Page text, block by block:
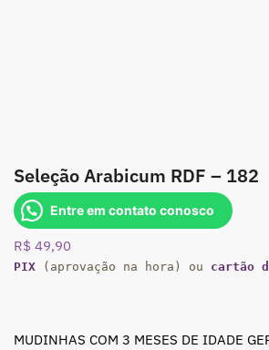
Seleção Arabicum RDF – 182
Entre em contato conosco
R$ 49,90
PIX (aprovação na hora) ou cartão
MUDINHAS COM 3 MESES DE IDADE